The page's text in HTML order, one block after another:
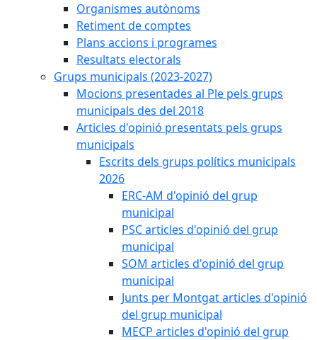
Organismes autònoms
Retiment de comptes
Plans accions i programes
Resultats electorals
Grups municipals (2023-2027)
Mocions presentades al Ple pels grups
municipals des del 2018
Articles d'opinió presentats pels grups
municipals
Escrits dels grups polítics municipals
2026
ERC-AM d'opinió del grup
municipal
PSC articles d'opinió del grup
municipal
SOM articles d'opinió del grup
municipal
Junts per Montgat articles d'opinió
del grup municipal
MECP articles d'opinió del grup